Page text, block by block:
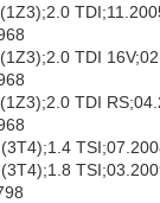
TDI
TDI